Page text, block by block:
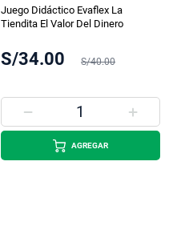
Juego Didáctico Evaflex La
Tiendita El Valor Del Dinero
S/34.00 S/40.00
AGREGAR